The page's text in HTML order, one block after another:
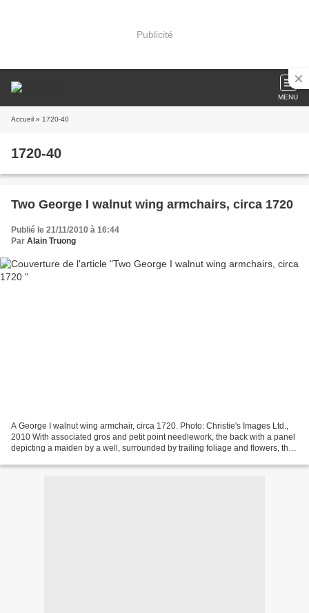
Publicité
MENU
Accueil » 1720-40
1720-40
Two George I walnut wing armchairs, circa 1720
Publié le 21/11/2010 à 16:44
Par Alain Truong
A George I walnut wing armchair, circa 1720. Photo: Christie's Images Ltd.,
2010 With associated gros and petit point needlework, the back with a panel
depicting a maiden by a well, surrounded by trailing foliage and flowers, the